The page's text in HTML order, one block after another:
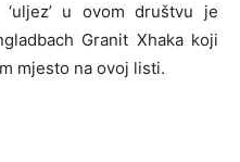
u ovom društvu je
Granit Xhaka koji
mjesto na ovoj listi.